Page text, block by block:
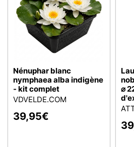
Nénuphar blanc
nymphaea alba indigène
- kit complet
VDVELDE.COM
39,95€
⌀